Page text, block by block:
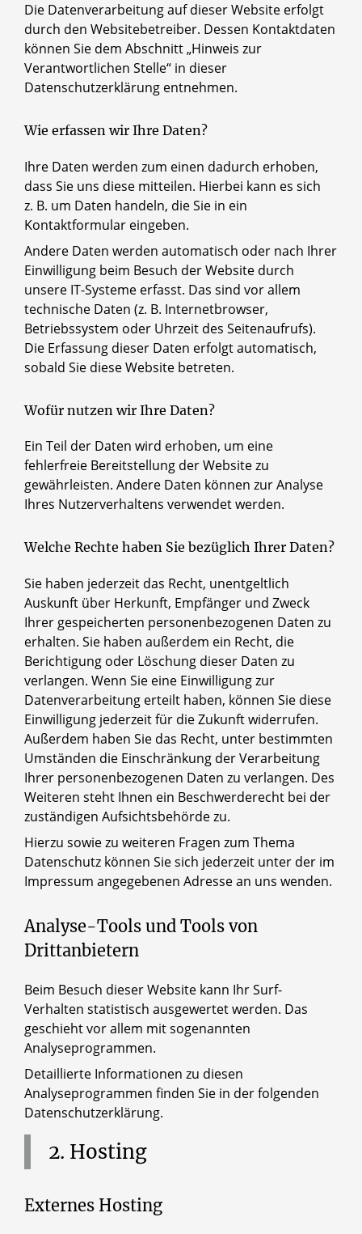
Die Datenverarbeitung auf dieser Website erfolgt
durch den Websitebetreiber. Dessen Kontaktdaten
können Sie dem Abschnitt „Hinweis zur
Verantwortlichen Stelle“ in dieser
Datenschutzerklärung entnehmen.
Wie erfassen wir Ihre Daten?
Ihre Daten werden zum einen dadurch erhoben,
dass Sie uns diese mitteilen. Hierbei kann es sich
z. B. um Daten handeln, die Sie in ein
Kontaktformular eingeben.
Andere Daten werden automatisch oder nach Ihrer
Einwilligung beim Besuch der Website durch
unsere IT-Systeme erfasst. Das sind vor allem
technische Daten (z. B. Internetbrowser,
Betriebssystem oder Uhrzeit des Seitenaufrufs).
Die Erfassung dieser Daten erfolgt automatisch,
sobald Sie diese Website betreten.
Wofür nutzen wir Ihre Daten?
Ein Teil der Daten wird erhoben, um eine
fehlerfreie Bereitstellung der Website zu
gewährleisten. Andere Daten können zur Analyse
Ihres Nutzerverhaltens verwendet werden.
Welche Rechte haben Sie bezüglich Ihrer Daten?
Sie haben jederzeit das Recht, unentgeltlich
Auskunft über Herkunft, Empfänger und Zweck
Ihrer gespeicherten personenbezogenen Daten zu
erhalten. Sie haben außerdem ein Recht, die
Berichtigung oder Löschung dieser Daten zu
verlangen. Wenn Sie eine Einwilligung zur
Datenverarbeitung erteilt haben, können Sie diese
Einwilligung jederzeit für die Zukunft widerrufen.
Außerdem haben Sie das Recht, unter bestimmten
Umständen die Einschränkung der Verarbeitung
Ihrer personenbezogenen Daten zu verlangen. Des
Weiteren steht Ihnen ein Beschwerderecht bei der
zuständigen Aufsichtsbehörde zu.
Hierzu sowie zu weiteren Fragen zum Thema
Datenschutz können Sie sich jederzeit unter der im
Impressum angegebenen Adresse an uns wenden.
Analyse-Tools und Tools von
Drittanbietern
Beim Besuch dieser Website kann Ihr Surf-
Verhalten statistisch ausgewertet werden. Das
geschieht vor allem mit sogenannten
Analyseprogrammen.
Detaillierte Informationen zu diesen
Analyseprogrammen finden Sie in der folgenden
Datenschutzerklärung.
2. Hosting
Externes Hosting